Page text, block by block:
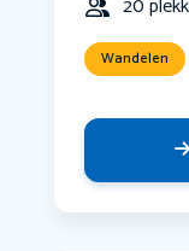
20
Wandelen